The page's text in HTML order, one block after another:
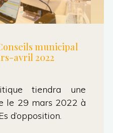
municipal
avril 2022
tiendra une
le 29 mars 2022 à
d’opposition.